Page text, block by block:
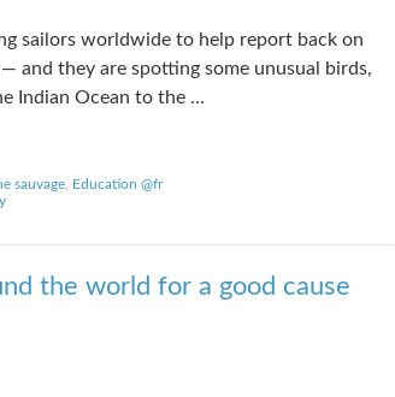
sailors worldwide to help report back on
and they are spotting some unusual birds,
Indian Ocean to the …
sauvage, Education @fr
the world for a good cause